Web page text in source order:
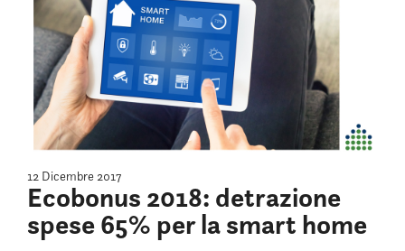
12 Dicembre 2017
Ecobonus 2018: detrazione
spese 65% per la smart home